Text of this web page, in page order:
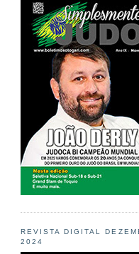
REVISTA DIGITAL
2024